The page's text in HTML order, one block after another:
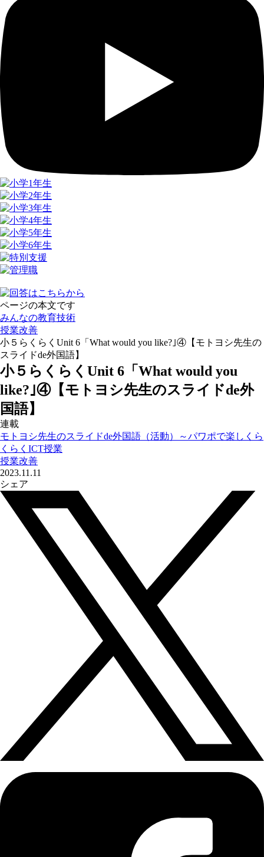
ページの本文です
みんなの教育技術
授業改善
小５らくらくUnit 6「What would you like?｣④【モトヨシ先生の
スライドde外国語】
小５らくらくUnit 6「What would you
like?｣④【モトヨシ先生のスライドde外
国語】
連載
モトヨシ先生のスライドde外国語（活動）～パワポで楽しくら
くらくICT授業
授業改善
2023.11.11
シェア